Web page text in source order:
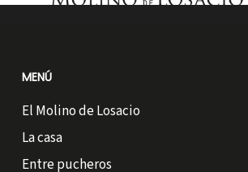
MENÚ
El Molino de Losacio
La casa
Entre pucheros